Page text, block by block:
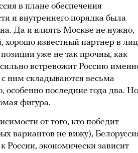
в плане обеспечения
и внутреннего порядка была
Да и влиять Москве не нужно,
хорошо известный партнер в
уже не так прочны, как
встревожит Россию
ним складываются весьма
особенно последние года два.
фигура.
от того, кто победит
вариантов не вижу),
России, экономически зависит